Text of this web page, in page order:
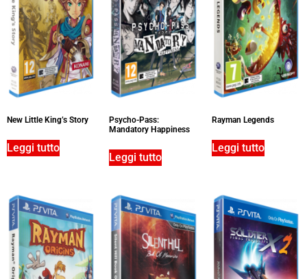
New Little King’s Story
Leggi tutto
Psycho-Pass:
Mandatory Happiness
Leggi tutto
Rayman Legends
Leggi tutto